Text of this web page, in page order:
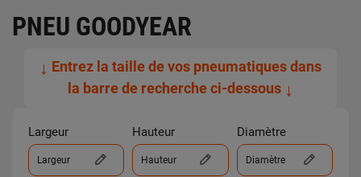
PNEU GOODYEAR
↓ Entrez la taille de vos pneumatiques dans
la barre de recherche ci-dessous ↓
Largeur
Largeur
Hauteur
Hauteur
Diamètre
Diamètre